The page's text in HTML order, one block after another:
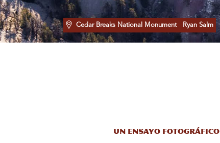
Cedar Breaks National Monument Ryan Salm
Un ensayo fotográfico